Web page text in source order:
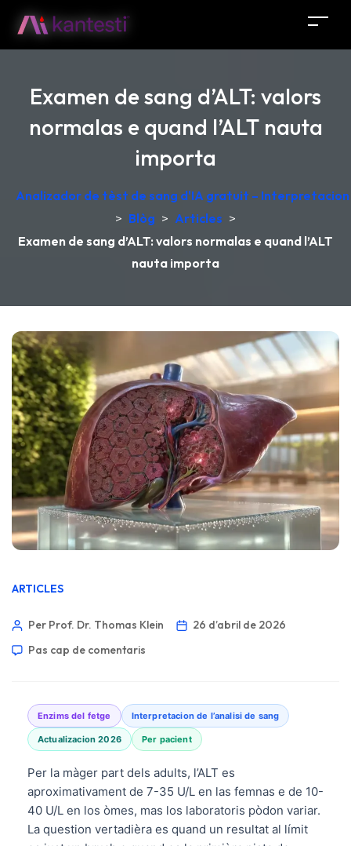
Examen de sang d’ALT: valors
normalas e quand l’ALT nauta
importa
Analizador de tèst de sang d'IA gratuit –
> Blòg > Articles >
Examen de sang d’ALT: valors normalas e quand l’ALT
nauta importa
ARTICLES
Per Prof. Dr. Thomas Klein
26 d’abril de 2026
Pas cap de comentaris
Enzims del fetge Interpretacion de l’analisi de sang
Actualizacion 2026 Per pacient
Per la màger part dels adults, l’ALT es
aproximativament de 7-35 U/L en las femnas e de 10-
40 U/L en los òmes, mas los laboratoris pòdon variar.
La question vertadièra es quand un resultat al límit